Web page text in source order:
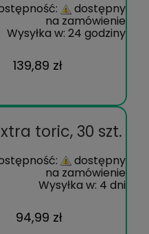
dostępny
na zamówienie
Wysyłka w: 24 godziny
139,89 zł
toric, 30 szt.
dostępny
na zamówienie
Wysyłka w: 4 dni
94,99 zł